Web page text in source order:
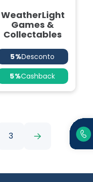
WeatherLight
Games &
Collectables
5%Desconto
5%Cashback
3